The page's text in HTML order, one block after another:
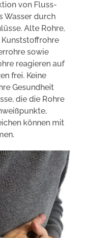
von Fluss-
Wasser durch
Alte Rohre,
Kunststoffrohre
sowie
reagieren auf
frei. Keine
Gesundheit
die die Rohre
können mit